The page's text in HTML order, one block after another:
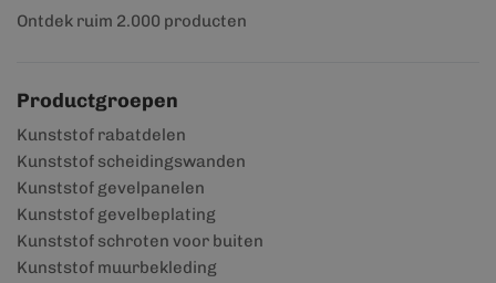
Ontdek ruim 2.000 producten
Productgroepen
Kunststof rabatdelen
Kunststof scheidingswanden
Kunststof gevelpanelen
Kunststof gevelbeplating
Kunststof schroten voor buiten
Kunststof muurbekleding